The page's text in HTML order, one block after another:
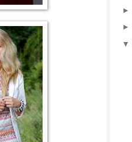
►
►
▼